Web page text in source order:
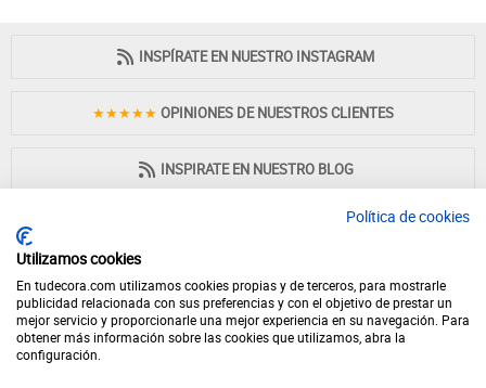
INSPÍRATE EN NUESTRO INSTAGRAM
★★★★★ OPINIONES DE NUESTROS CLIENTES
INSPIRATE EN NUESTRO BLOG
PAGO 100% SEGURO
Política de cookies
Utilizamos cookies
En tudecora.com utilizamos cookies propias y de terceros, para mostrarle
publicidad relacionada con sus preferencias y con el objetivo de prestar un
mejor servicio y proporcionarle una mejor experiencia en su navegación. Para
obtener más información sobre las cookies que utilizamos, abra la
configuración.